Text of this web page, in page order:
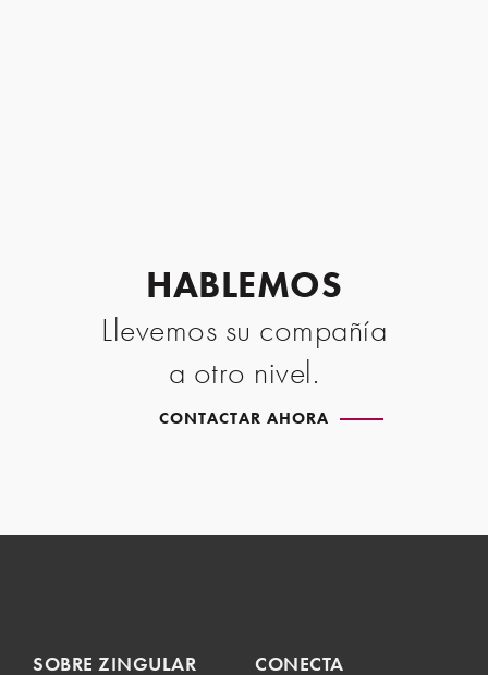
HABLEMOS
Llevemos su compañía
a otro nivel.
CONTACTAR AHORA
SOBRE ZINGULAR CONECTA